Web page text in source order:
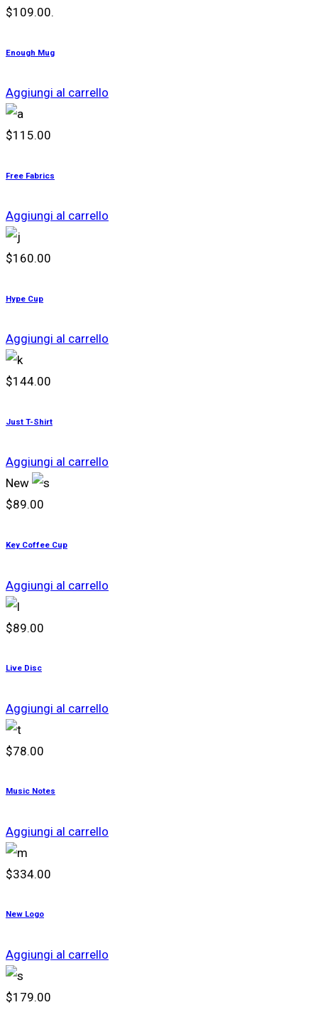
$109.00.
Enough Mug
Aggiungi al carrello
$115.00
Free Fabrics
Aggiungi al carrello
$160.00
Hype Cup
Aggiungi al carrello
$144.00
Just T-Shirt
Aggiungi al carrello
New
$89.00
Key Coffee Cup
Aggiungi al carrello
$89.00
Live Disc
Aggiungi al carrello
$78.00
Music Notes
Aggiungi al carrello
$334.00
New Logo
Aggiungi al carrello
$179.00